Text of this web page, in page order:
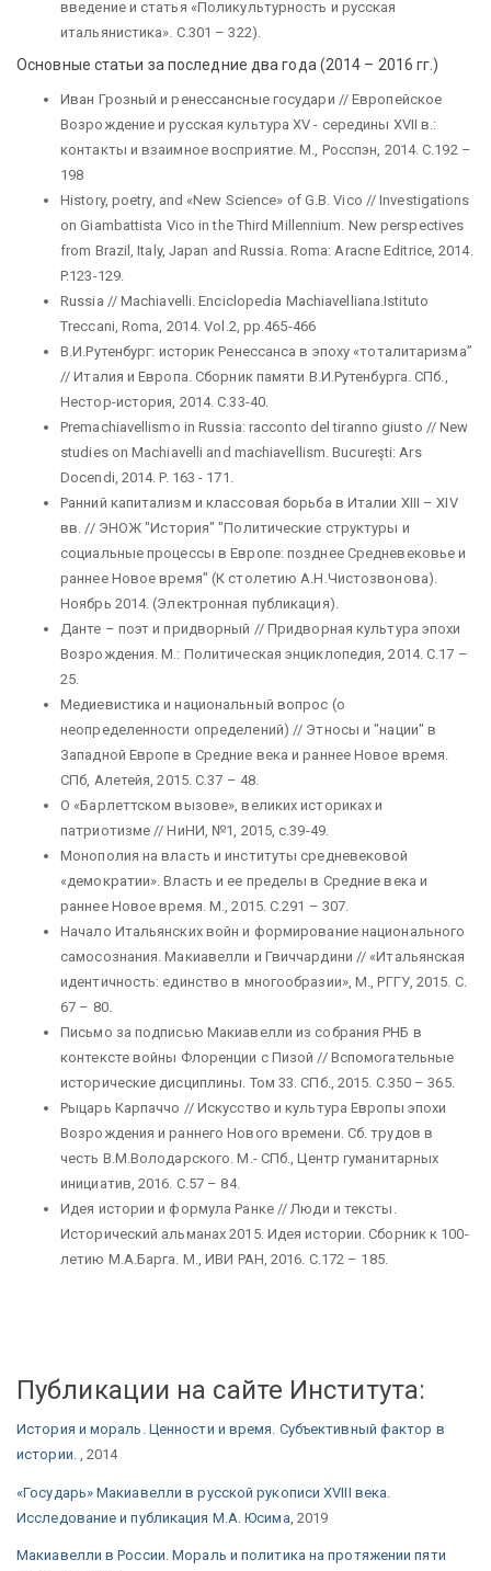
введение и статья «Поликультурность и русская
итальянистика». С.301 – 322).
Основные статьи за последние два года (2014 – 2016 гг.)
Иван Грозный и ренессансные государи // Европейское
Возрождение и русская культура XV - середины XVII в.:
контакты и взаимное восприятие. М., Росспэн, 2014. С.192 –
198
History, poetry, and «New Science» of G.B. Vico // Investigations
on Giambattista Vico in the Third Millennium. New perspectives
from Brazil, Italy, Japan and Russia. Roma: Aracne Editrice, 2014.
P.123-129.
Russia // Machiavelli. Enciclopedia Machiavelliana.Istituto
Treccani, Roma, 2014. Vol.2, pp.465-466
В.И.Рутенбург: историк Ренессанса в эпоху «тоталитаризма”
// Италия и Европа. Сборник памяти В.И.Рутенбурга. СПб.,
Нестор-история, 2014. С.33-40.
Premachiavellismo in Russia: racconto del tiranno giusto // New
studies on Machiavelli and machiavellism. Bucureşti: Ars
Docendi, 2014. P. 163 - 171.
Ранний капитализм и классовая борьба в Италии XIII – XIV
вв. // ЭНОЖ "История" "Политические структуры и
социальные процессы в Европе: позднее Средневековье и
раннее Новое время" (К столетию А.Н.Чистозвонова).
Ноябрь 2014. (Электронная публикация).
Данте – поэт и придворный // Придворная культура эпохи
Возрождения. М.: Политическая энциклопедия, 2014. С.17 –
25.
Медиевистика и национальный вопрос (о
неопределенности определений) // Этносы и "нации" в
Западной Европе в Средние века и раннее Новое время.
СПб, Алетейя, 2015. C.37 – 48.
О «Барлеттском вызове», великих историках и
патриотизме // НиНИ, №1, 2015, с.39-49.
Монополия на власть и институты средневековой
«демократии». Власть и ее пределы в Средние века и
раннее Новое время. М., 2015. С.291 – 307.
Начало Итальянских войн и формирование национального
самосознания. Макиавелли и Гвиччардини // «Итальянская
идентичность: единство в многообразии», М., РГГУ, 2015. С.
67 – 80.
Письмо за подписью Макиавелли из собрания РНБ в
контексте войны Флоренции с Пизой // Вспомогательные
исторические дисциплины. Том 33. СПб., 2015. С.350 – 365.
Рыцарь Карпаччо // Искусство и культура Европы эпохи
Возрождения и раннего Нового времени. Сб. трудов в
честь В.М.Володарского. М.- СПб., Центр гуманитарных
инициатив, 2016. С.57 – 84.
Идея истории и формула Ранке // Люди и тексты.
Исторический альманах 2015. Идея истории. Сборник к 100-
летию М.А.Барга. М., ИВИ РАН, 2016. С.172 – 185.
Публикации на сайте Института:
История и мораль. Ценности и время. Субъективный фактор в
истории. , 2014
«Государь» Макиавелли в русской рукописи XVIII века.
Исследование и публикация М.А. Юсима , 2019
Макиавелли в России. Мораль и политика на протяжении пяти